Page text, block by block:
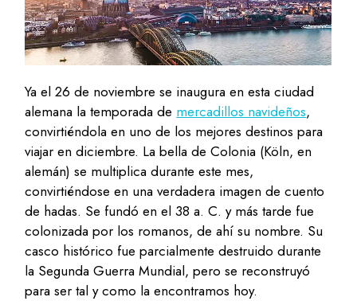
Ya el 26 de noviembre se inaugura en esta ciudad
alemana la temporada de mercadillos navideños,
convirtiéndola en uno de los mejores destinos para
viajar en diciembre. La bella de Colonia (Köln, en
alemán) se multiplica durante este mes,
convirtiéndose en una verdadera imagen de cuento
de hadas. Se fundó en el 38 a. C. y más tarde fue
colonizada por los romanos, de ahí su nombre. Su
casco histórico fue parcialmente destruido durante
la Segunda Guerra Mundial, pero se reconstruyó
para ser tal y como la encontramos hoy.